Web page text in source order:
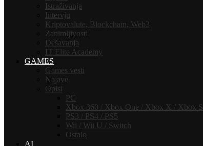
Istraživanja
Intervju
Kriptovalute, Blockchain, Web3
Zanimljivosti
Dešavanja
IT Elite Academy
GAMES
Games vesti
Najave
Opisi
PC
Xbox 360 / Xbox One / Xbox X / Xbox S
PS3 / PS4 / PS5
Wii / Wii U / Switch
Ostalo
AI